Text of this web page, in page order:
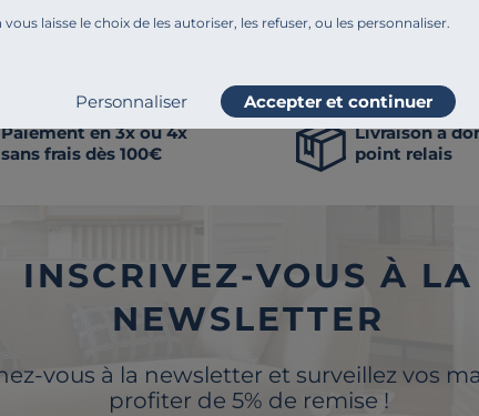
vous laisse le choix de les autoriser, les refuser, ou les personnaliser.
Personnaliser Accepter et continuer
en permanence. Notre équipe éditoriale a par exemple généré
la transparence, l'amélioration continue fait partie de nos
Paiement en 3x ou 4x
sans frais dès 100€
Livraison à
point relais
INSCRIVEZ-VOUS À LA
NEWSLETTER
vous à la newsletter et surveillez vos
profiter de 5% de remise !